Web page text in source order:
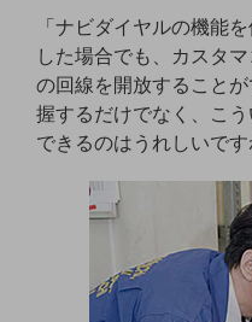
事業拠点
グループ会社
会社案内パンフレット
ニュースルーム
ニュースルームTOP
ニュースリリース
重要なお知らせ
「ナビダイヤルの機能
した場合でも、カスタ
の回線を開放すること
握するだけでなく、こ
できるのはうれしいです